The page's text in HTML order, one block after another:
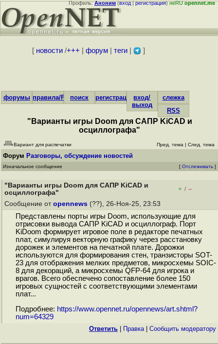
Профиль:Аноним(вход|регистрация)неRUopennet.me
[ новости/+++ форум| теги| ]
форумы правила/FAQпоиск регистрациявход/
выход
слежка
RSS
"Варианты игры Doom для САПР KiCAD и
осциллографа"
Вариант для распечатки Пред. тема | След. тема
Форум Разговоры, обсуждение новостей
Изначальное сообщение [ Отслеживать ]
"Варианты игры Doom для САПР KiCAD и
осциллографа"
+ / –
Сообщение от opennews (??), 26-Ноя-25, 23:53
Представлены порты игры Doom, использующие для
отрисовки вывода САПР KiCAD и осциллограф. Порт
KiDoom формирует игровое поле в редакторе печатных
плат, симулируя векторную графику через расстановку
дорожек и элементов на печатной плате. Дорожки
используются для формирования стен, транзисторы SOT-
23 для отображения мелких предметов, микросхемы SOIC-
8 для декораций, а микросхемы QFP-64 для игрока и
врагов. Всего обеспечено сопоставление более 150
игровых сущностей с соответствующими элементами
плат...
Подробнее: https://www.opennet.ru/opennews/art.shtml?
num=64329
Ответить Правка| Cообщить модератору